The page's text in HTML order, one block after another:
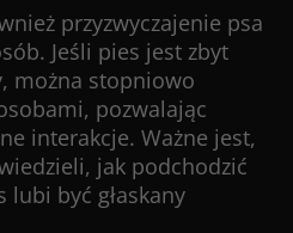
przyzwyczajenie psa
Jeśli pies jest zbyt
można stopniowo
pozwalając
interakcje. Ważne jest,
jak podchodzić
lubi być głaskany